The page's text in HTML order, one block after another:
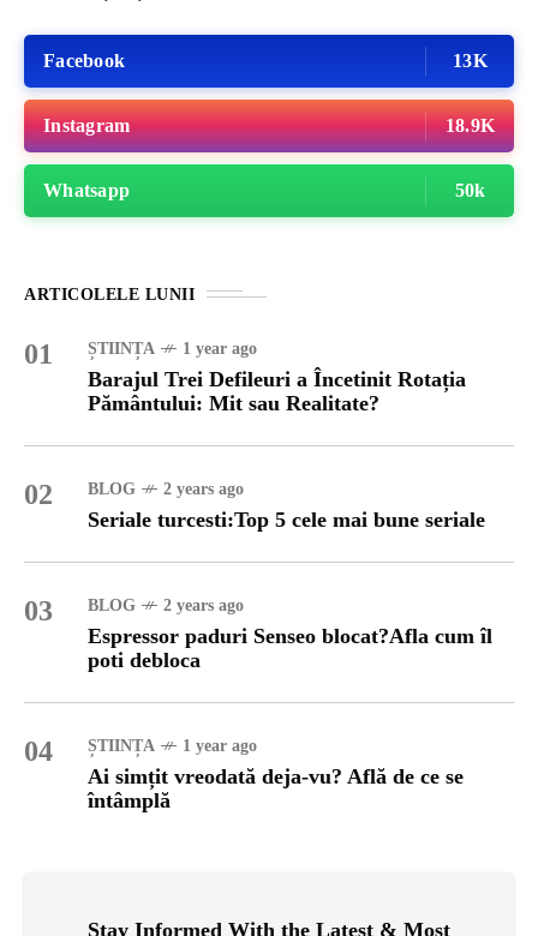
Facebook 13K
Instagram 18.9K
Whatsapp 50k
ARTICOLELE LUNII
01 ȘTIINȚA 1 year ago
Barajul Trei Defileuri a Încetinit Rotația
Pământului: Mit sau Realitate?
02 BLOG 2 years ago
Seriale turcesti:Top 5 cele mai bune seriale
03 BLOG 2 years ago
Espressor paduri Senseo blocat?Afla cum îl
poti debloca
04 ȘTIINȚA 1 year ago
Ai simțit vreodată deja-vu? Află de ce se
întâmplă
Stay Informed With the Latest & Most